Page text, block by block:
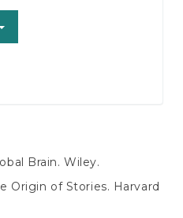
Brain. Wiley.
Origin of Stories. Harvard